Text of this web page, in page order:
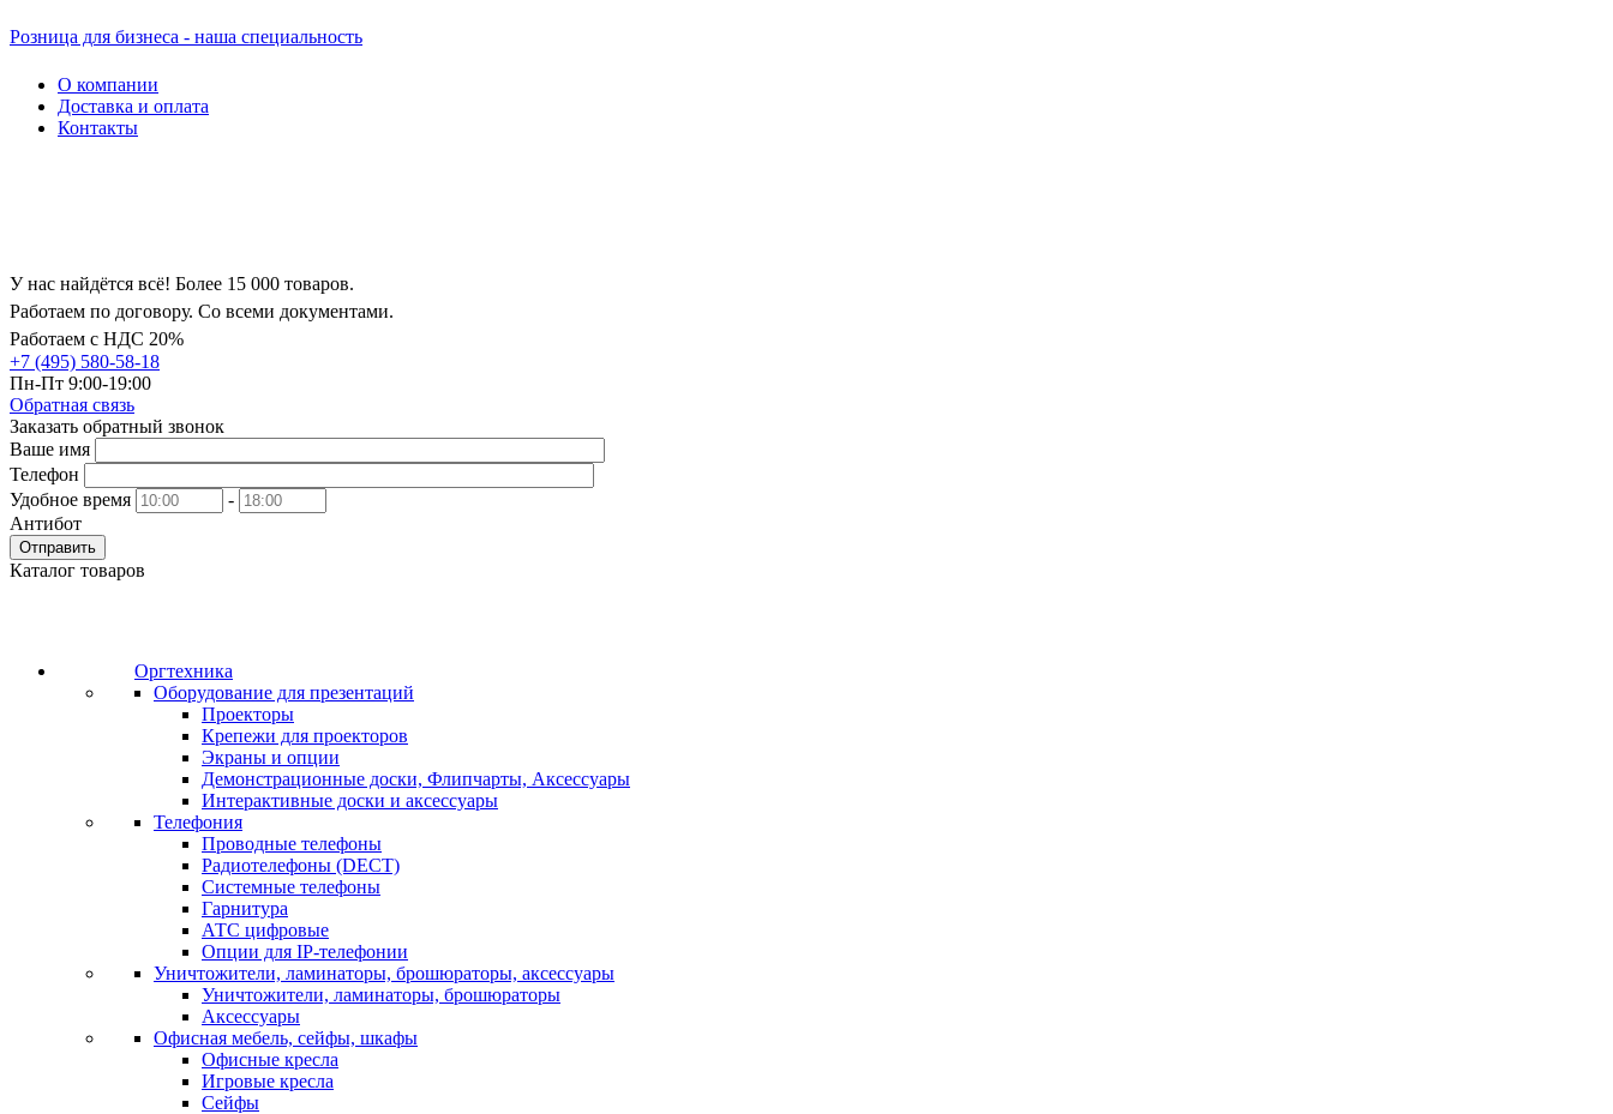
Розница для бизнеса - наша специальность
О компании
Доставка и оплата
Контакты
У нас найдётся всё! Более 15 000 товаров.
Работаем по договору. Со всеми документами.
Работаем с НДС 20%
+7 (495) 580-58-18
Пн-Пт 9:00-19:00
Обратная связь
Заказать обратный звонок
Ваше имя
Телефон
Удобное время
-
Антибот
Отправить
Каталог товаров
Оргтехника
Оборудование для презентаций
Проекторы
Крепежи для проекторов
Экраны и опции
Демонстрационные доски, Флипчарты, Аксессуары
Интерактивные доски и аксессуары
Телефония
Проводные телефоны
Радиотелефоны (DECT)
Системные телефоны
Гарнитура
АТС цифровые
Опции для IP-телефонии
Уничтожители, ламинаторы, брошюраторы, аксессуары
Уничтожители, ламинаторы, брошюраторы
Аксессуары
Офисная мебель, сейфы, шкафы
Офисные кресла
Игровые кресла
Сейфы